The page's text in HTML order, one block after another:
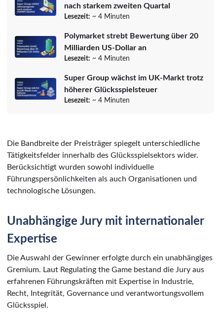
nach starkem zweiten Quartal
Lesezeit: ~ 4 Minuten
Polymarket strebt Bewertung über 20
Milliarden US-Dollar an
Lesezeit: ~ 4 Minuten
Super Group wächst im UK-Markt trotz
höherer Glücksspielsteuer
Lesezeit: ~ 4 Minuten
Die Bandbreite der Preisträger spiegelt unterschiedliche
Tätigkeitsfelder innerhalb des Glücksspielsektors wider.
Berücksichtigt wurden sowohl individuelle
Führungspersönlichkeiten als auch Organisationen und
technologische Lösungen.
Unabhängige Jury mit internationaler
Expertise
Die Auswahl der Gewinner erfolgte durch ein unabhängiges
Gremium. Laut Regulating the Game bestand die Jury aus
erfahrenen Führungskräften mit Expertise in Industrie,
Recht, Integrität, Governance und verantwortungsvollem
Glücksspiel.